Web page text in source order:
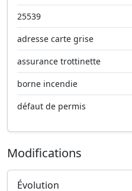
25539
adresse carte grise
assurance trottinette
borne incendie
défaut de permis
Modifications
Évolution